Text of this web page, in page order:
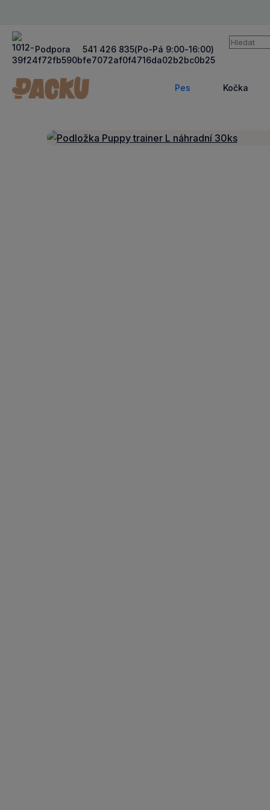
Podpora 541 426 835(Po-Pá 9:00-16:00)
Pes
ZobrazitKočka